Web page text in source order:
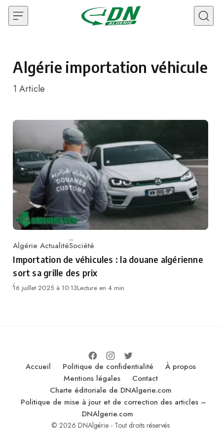
Skip to content
Algérie importation véhicule
1 Article
Category
Algérie ActualitéSociété
Importation de véhicules : la douane algérienne
sort sa grille des prix
16 juillet 2025 à 10:13Lecture en 4 min
Accueil Politique de confidentialité
À propos
Mentions légales
Contact
Charte éditoriale de DNAlgerie.com
Politique de mise à jour et de correction des articles –
DNAlgerie.com
© 2026 DNAlgérie - Tout droits réservés